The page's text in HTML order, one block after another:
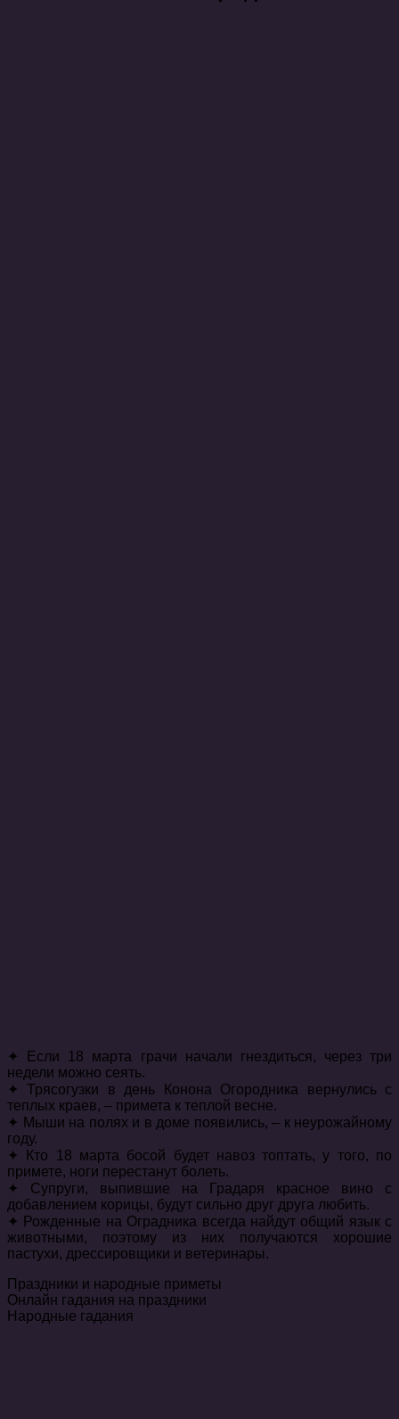
✦ Если 18 марта грачи начали гнездиться, через три
недели можно сеять.
✦ Трясогузки в день Конона Огородника вернулись с
теплых краев, – примета к теплой весне.
✦ Мыши на полях и в доме появились, – к неурожайному
году.
✦ Кто 18 марта босой будет навоз топтать, у того, по
примете, ноги перестанут болеть.
✦ Супруги, выпившие на Градаря красное вино с
добавлением корицы, будут сильно друг друга любить.
✦ Рожденные на Оградника всегда найдут общий язык с
животными, поэтому из них получаются хорошие
пастухи, дрессировщики и ветеринары.
Праздники и народные приметы
Онлайн гадания на праздники
Народные гадания